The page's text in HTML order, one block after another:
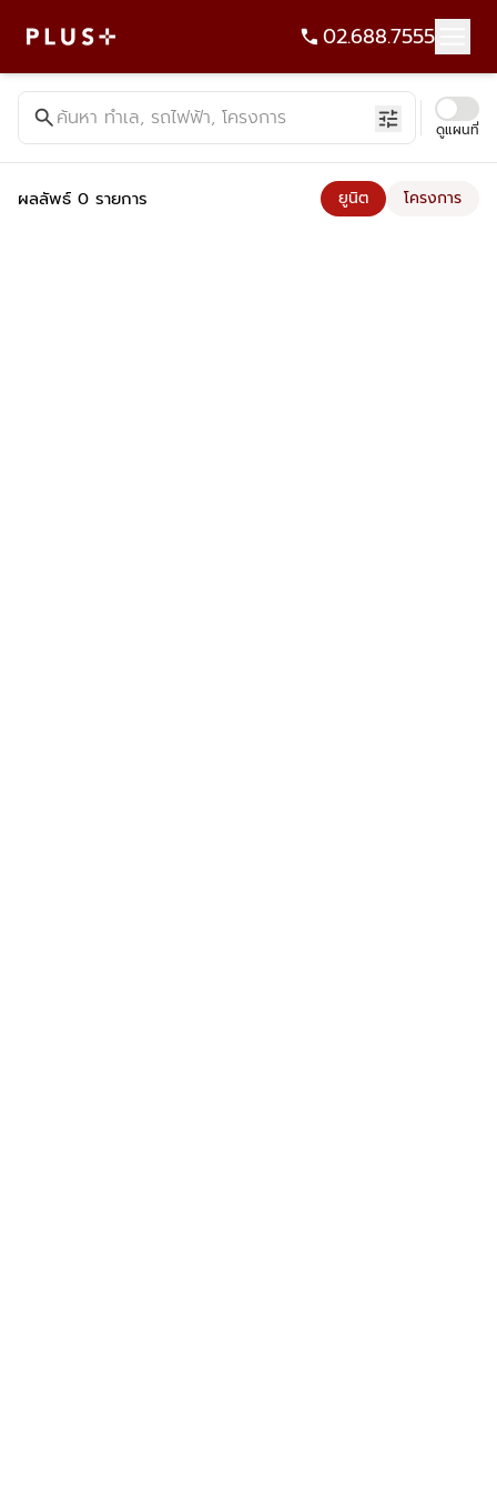
02.688.7555
ค้นหาคอนโด บ้าน ที่ดิน อาคารสำนักงาน ทั้งขายและเช่า - Plus
searchค้นหา ทำเล, รถไฟฟ้า, โครงการ tune ดูแผนที่
ผลลัพธ์ 0 รายการ ยูนิต โครงการ